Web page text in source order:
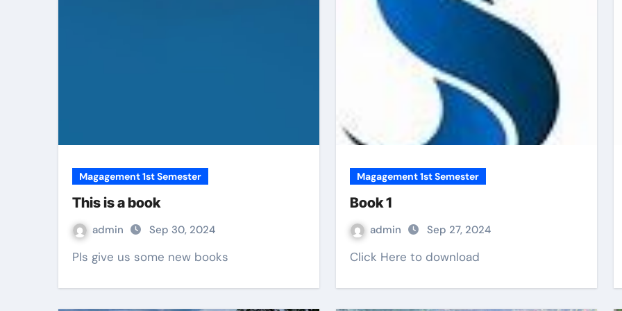
Magagement 1st Semester
This is a book
admin Sep 30, 2024
Pls give us some new books
Magagement 1st Semester
Book 1
admin Sep 27, 2024
Click Here to download